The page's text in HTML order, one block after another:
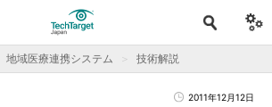
地域医療連携システム 技術解説
2011年12月12日